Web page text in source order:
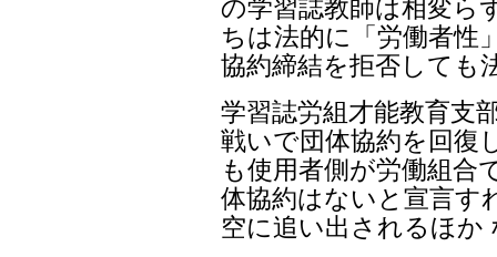
の学習誌教師は相変ら
ちは法的に「労働者性
協約締結を拒否しても
学習誌労組才能教育支
戦いで団体協約を回復
も使用者側が労働組合
体協約はないと宣言す
空に追い出されるほか